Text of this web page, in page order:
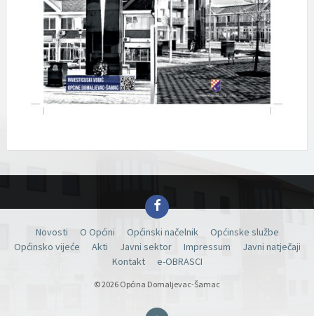
Facebook
Novosti O Općini Općinski načelnik
Općinske službe
Općinsko vijeće
Akti Javni sektor Impressum
Javni natječaji
Kontakt
e-OBRASCI
© 2026 Općina Domaljevac-Šamac